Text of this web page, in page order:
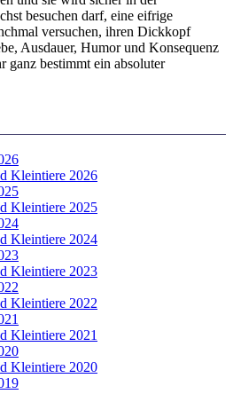
besuchen darf, eine eifrige
versuchen, ihren Dickkopf
Ausdauer, Humor und Konsequenz
ganz bestimmt ein absoluter
Kleintiere 2026
Kleintiere 2025
Kleintiere 2024
Kleintiere 2023
Kleintiere 2022
Kleintiere 2021
Kleintiere 2020